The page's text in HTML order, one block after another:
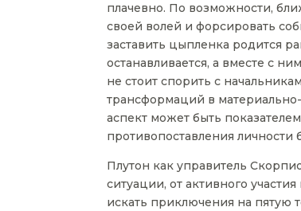
плачевно. По возможности,
своей волей и форсировать
заставить цыпленка родится
останавливается, а вместе с
не стоит спорить с
трансформаций в
аспект может быть
противопоставления
Плутон как управитель
ситуации, от активного
искать приключения на пятую